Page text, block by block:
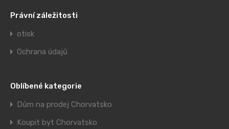
Právní záležitosti
otisk
Ochrana údajů
Oblíbené kategorie
Dům na prodej Chorvatsko
Koupit byt Chorvatsko